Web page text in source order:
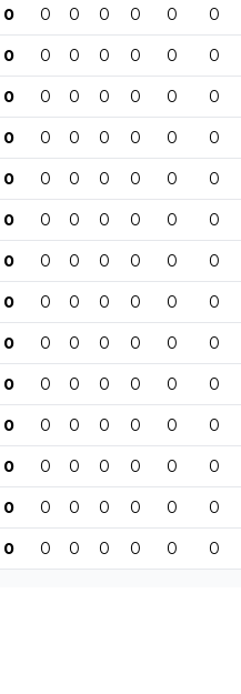
0 0 0 0 0 0 0
0 0 0 0 0 0 0
0 0 0 0 0 0 0
0 0 0 0 0 0 0
0 0 0 0 0 0 0
0 0 0 0 0 0 0
0 0 0 0 0 0 0
0 0 0 0 0 0 0
0 0 0 0 0 0 0
0 0 0 0 0 0 0
0 0 0 0 0 0 0
0 0 0 0 0 0 0
0 0 0 0 0 0 0
0 0 0 0 0 0 0